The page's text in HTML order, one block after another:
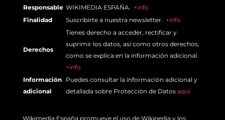
Responsable WIKIMEDIA ESPAÑA. +info
Finalidad
Suscribirte a nuestra newsletter. +info
Derechos
Tienes derecho a acceder, rectificar y
suprimir los datos, así como otros derechos,
como se explica en la información adicional.
+info
Información
adicional
Puedes consultar la información adicional y
detallada sobre Protección de Datos aquí
Wikimedia España promueve el uso de Wikipedia y los